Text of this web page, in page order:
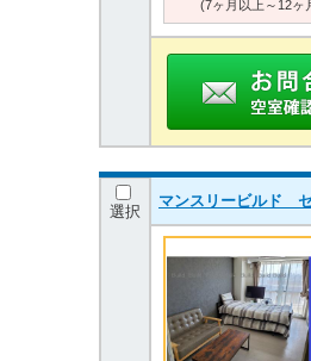
(7ヶ月以上～12ヶ
選択
マンスリービルド